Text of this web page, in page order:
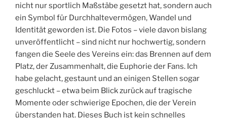
nicht nur sportlich Maßstäbe gesetzt hat, sondern auch
ein Symbol für Durchhaltevermögen, Wandel und
Identität geworden ist. Die Fotos – viele davon bislang
unveröffentlicht – sind nicht nur hochwertig, sondern
fangen die Seele des Vereins ein: das Brennen auf dem
Platz, der Zusammenhalt, die Euphorie der Fans. Ich
habe gelacht, gestaunt und an einigen Stellen sogar
geschluckt – etwa beim Blick zurück auf tragische
Momente oder schwierige Epochen, die der Verein
überstanden hat. Dieses Buch ist kein schnelles